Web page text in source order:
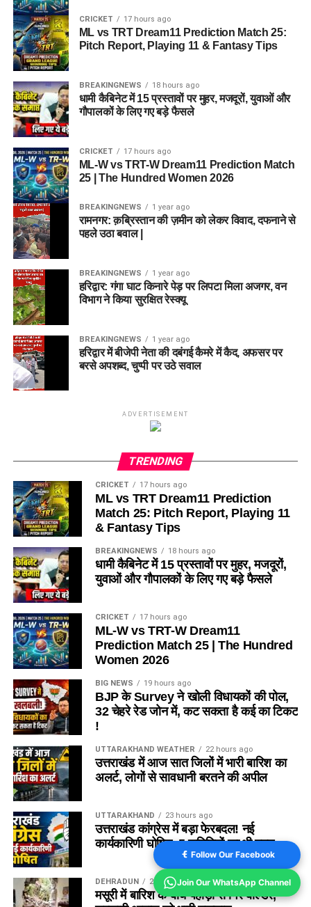
CRICKET 17 hours ago
ML vs TRT Dream11 Prediction Match 25:
Pitch Report, Playing 11 & Fantasy Tips
BREAKINGNEWS 18 hours ago
धामी कैबिनेट में 15 प्रस्तावों पर मुहर, मजदूरों, युवाओं और
गौपालकों के लिए गए बड़े फैसले
CRICKET 17 hours ago
ML-W vs TRT-W Dream11 Prediction Match
25 | The Hundred Women 2026
BREAKINGNEWS 1 year ago
रामनगर: क़ब्रिस्तान की ज़मीन को लेकर विवाद, दफनाने से
पहले उठा बवाल |
BREAKINGNEWS 1 year ago
हरिद्वार: गंगा घाट किनारे पेड़ पर लिपटा मिला अजगर, वन
विभाग ने किया सुरक्षित रेस्क्यू
BREAKINGNEWS 1 year ago
हरिद्वार में बीजेपी नेता की दबंगई कैमरे में कैद, अफसर पर
बरसे अपशब्द, चुप्पी पर उठे सवाल
ADVERTISEMENT
TRENDING
CRICKET 17 hours ago
ML vs TRT Dream11 Prediction
Match 25: Pitch Report, Playing 11
& Fantasy Tips
BREAKINGNEWS 18 hours ago
धामी कैबिनेट में 15 प्रस्तावों पर मुहर, मजदूरों,
युवाओं और गौपालकों के लिए गए बड़े फैसले
CRICKET 17 hours ago
ML-W vs TRT-W Dream11
Prediction Match 25 | The Hundred
Women 2026
BIG NEWS 19 hours ago
BJP के Survey ने खोली विधायकों की पोल,
32 चेहरे रेड जोन में, कट सकता है कई का टिकट
!
UTTARAKHAND WEATHER 22 hours ago
उत्तराखंड में आज सात जिलों में भारी बारिश का
अलर्ट, लोगों से सावधानी बरतने की अपील
UTTARAKHAND 23 hours ago
उत्तराखंड कांग्रेस में बड़ा फेरबदल! नई
कार्यकारिणी घोषित, 5 समितियों का भी गठन
DEHRADUN 21 hours ago
मसूरी में बारिश के बीच पहाड़ी से गिरे बोल्डर,
Follow Our Facebook
Join Our WhatsApp Channel